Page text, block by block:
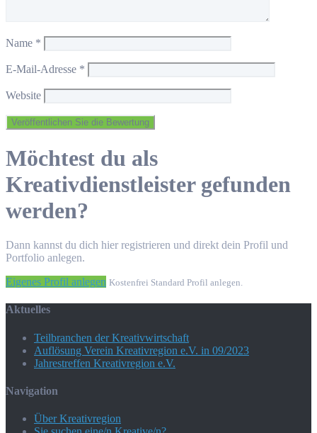
Name *
E-Mail-Adresse *
Website
Möchtest du als
Kreativdienstleister gefunden
werden?
Dann kannst du dich hier registrieren und direkt dein Profil und
Portfolio anlegen.
Eigenes Profil anlegen Kostenfrei Standard Profil anlegen.
Aktuelles
Teilbranchen der Kreativwirtschaft
Auflösung Verein Kreativregion e.V. in 09/2023
Jahrestreffen Kreativregion e.V.
Navigation
Über Kreativregion